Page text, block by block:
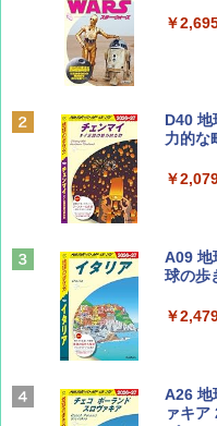
ディ
誌] (Ｄ
￥713
山と溪
￥
D40 地
力的な
￥
A09 地
球の歩
￥
A26 地
ァキア